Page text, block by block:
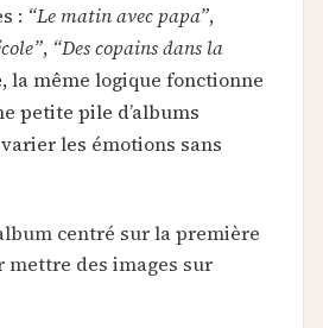
: “Le matin avec papa”,
, “Des copains dans la
, la même logique fonctionne
petite pile d’albums
les émotions sans
centré sur la première
mettre des images sur